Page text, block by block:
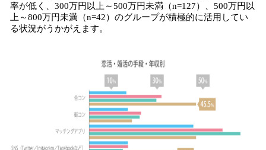
率が低く、300万円以上～500万円未満（n=127）、500万円以
上～800万円未満（n=42）のグループが積極的に活用してい
る状況がうかがえます。